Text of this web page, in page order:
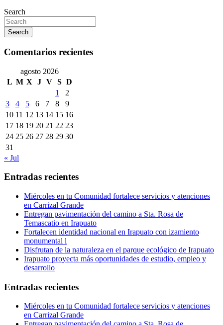
Search
Search
Comentarios recientes
agosto 2026
L M X J V S D
1
2
3
4 5 6 7 8
9
10 11 12 13 14 15 16
17 18 19 20 21 22 23
24 25 26 27 28 29 30
31
« Jul
Entradas recientes
Miércoles en tu Comunidad fortalece servicios y atenciones
en Carrizal Grande
Entregan pavimentación del camino a Sta. Rosa de
Temascatio en Irapuato
Fortalecen identidad nacional en Irapuato con izamiento
monumental l
Disfrutan de la naturaleza en el parque ecológico de Irapuato
Irapuato proyecta más oportunidades de estudio, empleo y
desarrollo
Entradas recientes
Miércoles en tu Comunidad fortalece servicios y atenciones
en Carrizal Grande